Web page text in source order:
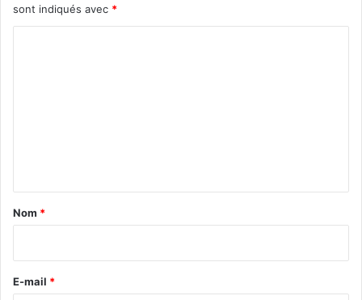
sont indiqués avec *
a
e
Nom *
E-mail *